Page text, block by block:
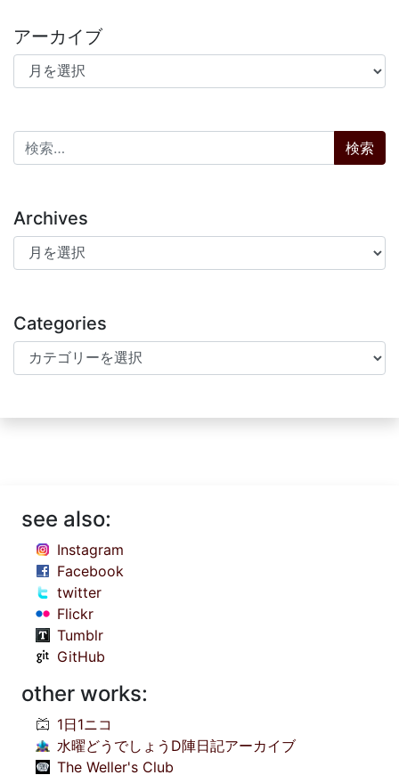
アーカイブ
アーカイブ
検索:
Archives
Archives
Categories
Categories
see also:
Instagram
Facebook
twitter
Flickr
Tumblr
GitHub
other works:
1日1ニコ
水曜どうでしょうD陣日記アーカイブ
The Weller's Club